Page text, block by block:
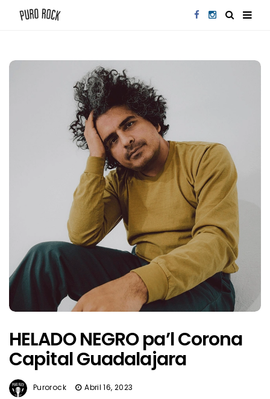
HELADO NEGRO pa’l Corona
Capital Guadalajara
Purorock Abril 16, 2023